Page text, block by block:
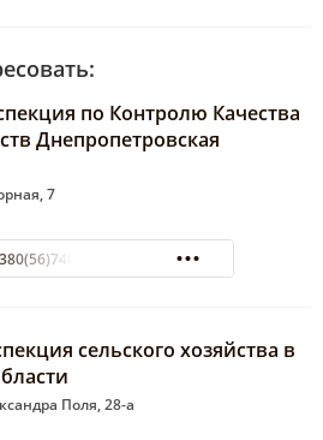
по Контролю Качества
Днепропетровская
7
21-87
сельского хозяйства в
Поля, 28-а